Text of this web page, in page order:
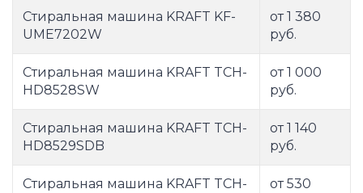
Стиральная машина KRAFT KF-
UME7202W
от 1 380
руб.
Стиральная машина KRAFT TCH-
HD8528SW
от 1 000
руб.
Стиральная машина KRAFT TCH-
HD8529SDB
от 1 140
руб.
Стиральная машина KRAFT TCH-
от 530